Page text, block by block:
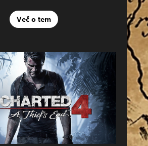
Več o tem